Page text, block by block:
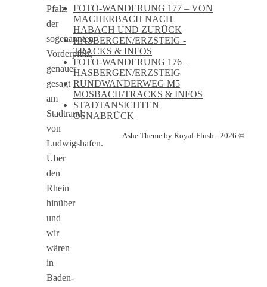
Pfalz,
der
sogenannten
Vorderpfalz,
genauer
gesagt
am
Stadtrand
von
Ludwigshafen.
Über
den
Rhein
hinüber
und
wir
wären
in
Baden-
FOTO-WANDERUNG 177 – VON
MACHERBACH NACH
HABACH UND ZURÜCK
HASBERGEN/ERZSTEIG -
TRACKS & INFOS
FOTO-WANDERUNG 176 –
HASBERGEN/ERZSTEIG
RUNDWANDERWEG M5
MOSBACH/TRACKS & INFOS
STADTANSICHTEN
OSNABRÜCK
Ashe Theme by Royal-Flush - 2026 ©